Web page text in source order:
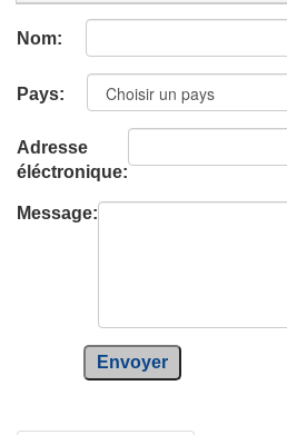
Nom:
Pays:
Adresse
éléctronique:
Message:
Envoyer